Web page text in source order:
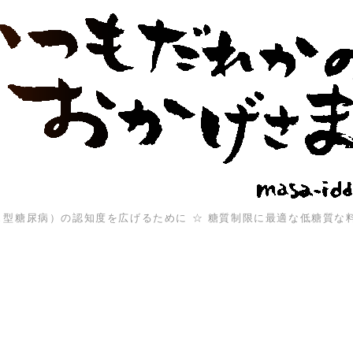
糖尿病）の認知度を広げるために ☆ 糖質制限に最適な低糖質な